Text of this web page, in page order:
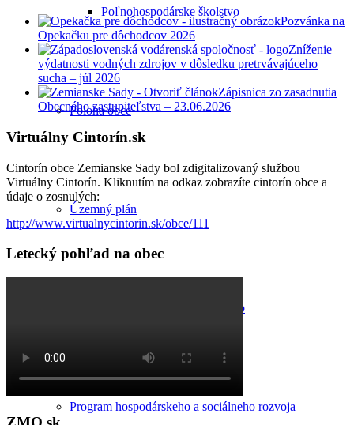
Poľnohospodárske školstvo
Poloha obce
Územný plán
Komunitný plán sociálnych služieb
Program hospodárskeho a sociálneho rozvoja
Pozvánka na
Opekačku pre dôchodcov 2026
Zníženie
výdatnosti vodných zdrojov v dôsledku pretrvávajúceho
sucha – júl 2026
Zápisnica zo zasadnutia
Obecného zastupiteľstva – 23.06.2026
Virtuálny Cintorín.sk
Cintorín obce Zemianske Sady bol zdigitalizovaný službou
Virtuálny Cintorín. Kliknutím na odkaz zobrazíte cintorín obce a
údaje o zosnulých:
http://www.virtualnycintorin.sk/obce/111
Letecký pohľad na obec